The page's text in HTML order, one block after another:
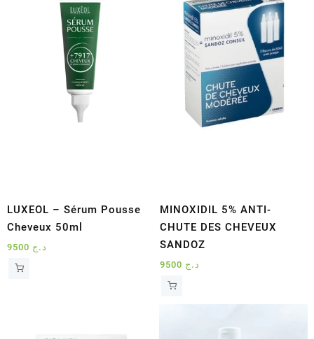
LUXEOL – Sérum Pousse
Cheveux 50ml
د.ج
MINOXIDIL 5% ANTI-
CHUTE DES CHEVEUX
SANDOZ
د.ج